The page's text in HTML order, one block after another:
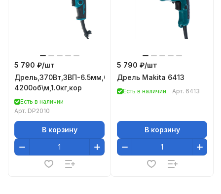
5 790 ₽/шт
Дрель,370Вт,ЗВП-6.5мм,0-
4200об\м,1.0кг,кор
Есть в наличии
Арт. DP2010
В корзину
5 790 ₽/шт
Дрель Makita 6413
Есть в наличии Арт. 6413
В корзину